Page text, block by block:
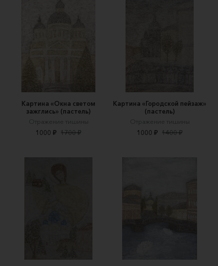
Картина «Окна светом
зажглись» (пастель)
Отражение тишины
1000 ₽ 1700 ₽
Картина «Городской пейзаж»
(пастель)
Отражение тишины
1000 ₽ 1400 ₽